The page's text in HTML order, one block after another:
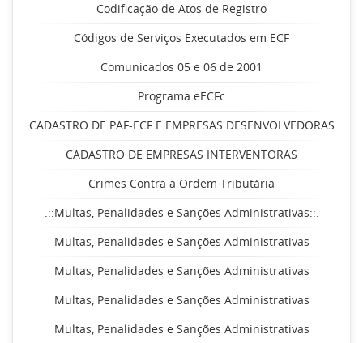
Codificação de Atos de Registro
Códigos de Serviços Executados em ECF
Comunicados 05 e 06 de 2001
Programa eECFc
CADASTRO DE PAF-ECF E EMPRESAS DESENVOLVEDORAS
CADASTRO DE EMPRESAS INTERVENTORAS
Crimes Contra a Ordem Tributária
.::Multas, Penalidades e Sanções Administrativas::.
Multas, Penalidades e Sanções Administrativas
Multas, Penalidades e Sanções Administrativas
Multas, Penalidades e Sanções Administrativas
Multas, Penalidades e Sanções Administrativas